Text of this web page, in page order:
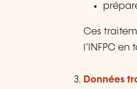
Ces
l’INFPC
Données